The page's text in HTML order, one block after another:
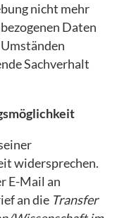
nicht mehr
Daten
Sachverhalt
widersprechen.
E-Mail an
an die Transfer